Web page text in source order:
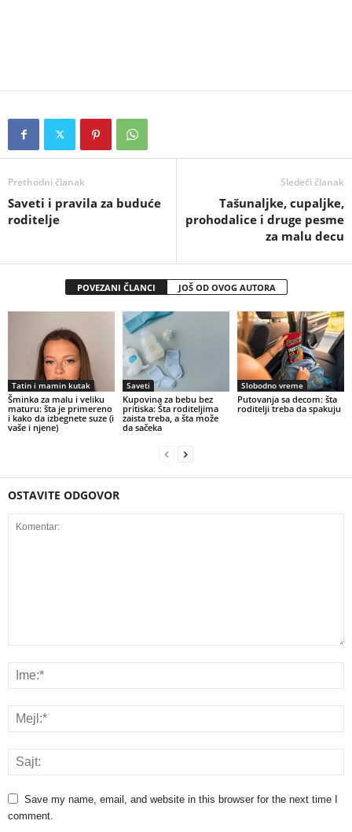
Prethodni članak
Saveti i pravila za buduće
roditelje
Sledeći članak
Tašunaljke, cupaljke,
prohodalice i druge pesme
za malu decu
POVEZANI ČLANCI JOŠ OD OVOG AUTORA
Tatin i mamin kutak
Šminka za malu i veliku
maturu: šta je primereno
i kako da izbegnete suze (i
vaše i njene)
Saveti
Kupovina za bebu bez
pritiska: Šta roditeljima
zaista treba, a šta može
da sačeka
Slobodno vreme
Putovanja sa decom: šta
roditelji treba da spakuju
OSTAVITE ODGOVOR
Save my name, email, and website in this browser for the next time I
comment.